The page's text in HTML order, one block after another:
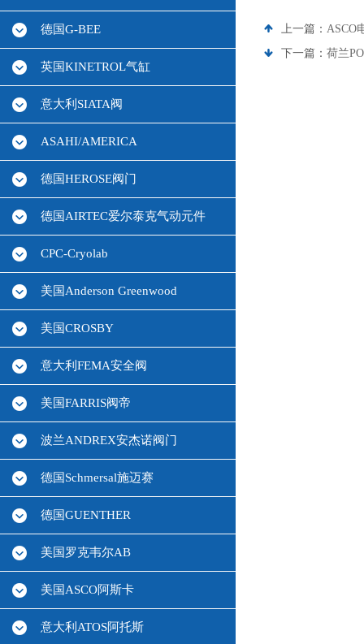
德国G-BEE
英国KINETROL气缸
意大利SIATA阀
ASAHI/AMERICA
德国HEROSE阀门
德国AIRTEC爱尔泰克气动元件
CPC-Cryolab
美国Anderson Greenwood
美国CROSBY
意大利FEMA安全阀
美国FARRIS阀帝
波兰ANDREX安杰诺阀门
德国Schmersal施迈赛
德国GUENTHER
美国罗克韦尔AB
美国ASCO阿斯卡
意大利ATOS阿托斯
上一篇： ASCO
下一篇： 荷兰